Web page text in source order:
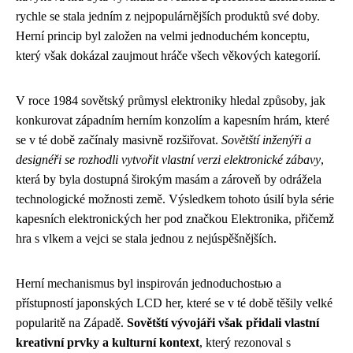
rychle se stala jedním z nejpopulárnějších produktů své doby.
Herní princip byl založen na velmi jednoduchém konceptu,
který však dokázal zaujmout hráče všech věkových kategorií.
V roce 1984 sovětský průmysl elektroniky hledal způsoby, jak
konkurovat západním herním konzolím a kapesním hrám, které
se v té době začínaly masivně rozšiřovat. Sovětští inženýři a
designéři se rozhodli vytvořit vlastní verzi elektronické zábavy,
která by byla dostupná širokým masám a zároveň by odrážela
technologické možnosti země. Výsledkem tohoto úsilí byla série
kapesních elektronických her pod značkou Elektronika, přičemž
hra s vlkem a vejci se stala jednou z nejúspěšnějších.
Herní mechanismus byl inspirován jednoduchostью a
přístupností japonských LCD her, které se v té době těšily velké
popularitě na Západě. Sovětští vývojáři však přidali vlastní
kreativní prvky a kulturní kontext, který rezonoval s